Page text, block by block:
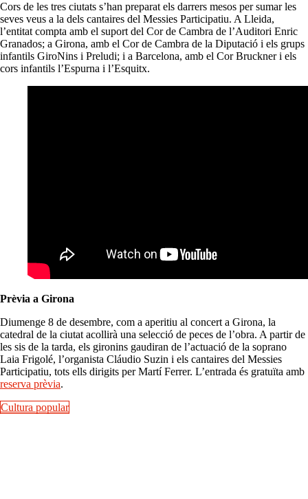
Cors de les tres ciutats s’han preparat els darrers mesos per sumar les
seves veus a la dels cantaires del Messies Participatiu. A Lleida,
l’entitat compta amb el suport del Cor de Cambra de l’Auditori Enric
Granados; a Girona, amb el Cor de Cambra de la Diputació i els grups
infantils GiroNins i Preludi; i a Barcelona, amb el Cor Bruckner i els
cors infantils l’Espurna i l’Esquitx.
Prèvia a Girona
Diumenge 8 de desembre, com a aperitiu al concert a Girona, la
catedral de la ciutat acollirà una selecció de peces de l’obra. A partir de
les sis de la tarda, els gironins gaudiran de l’actuació de la soprano
Laia Frigolé, l’organista Cláudio Suzin i els cantaires del Messies
Participatiu, tots ells dirigits per Martí Ferrer. L’entrada és gratuïta amb
reserva prèvia.
Cultura popular